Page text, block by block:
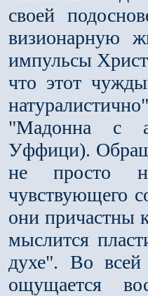
своей
визионарную
импульсы
что этот
"Мадонна с
Уффици).
не просто
чувствующего
они причастны
мыслится
духе". Во
ощущается